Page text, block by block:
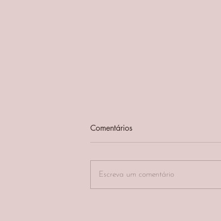
Pilar 2: Alimentação e
Alimentação e Hidratação
Conscientes. Este pilar destaca a...
Comentários
Escreva um comentário